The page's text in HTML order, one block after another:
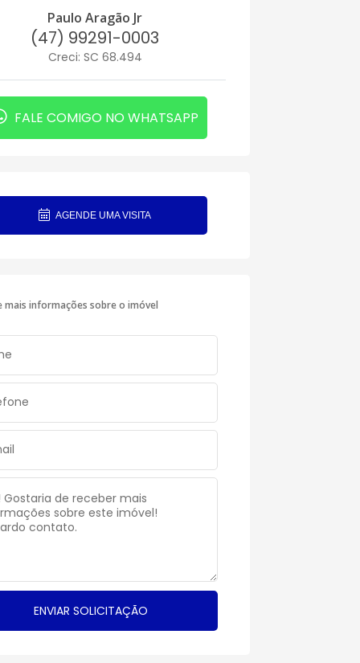
Paulo Aragão Jr
(47) 99291-0003
Creci: SC 68.494
FALE COMIGO NO WHATSAPP
AGENDE UMA VISITA
mais informações sobre o imóvel